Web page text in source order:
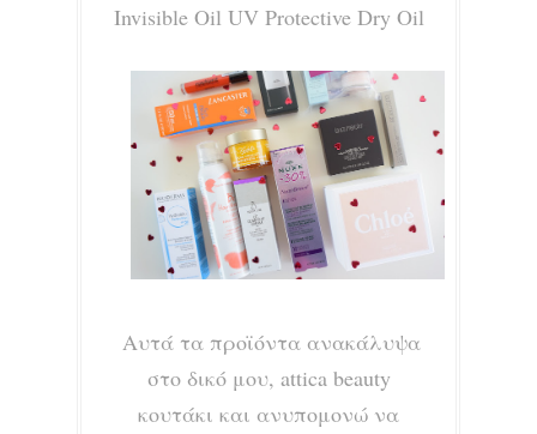
Invisible Oil UV Protective Dry Oil
Αυτά τα προϊόντα ανακάλυψα
στο δικό μου, attica beauty
κουτάκι και ανυπομονώ να